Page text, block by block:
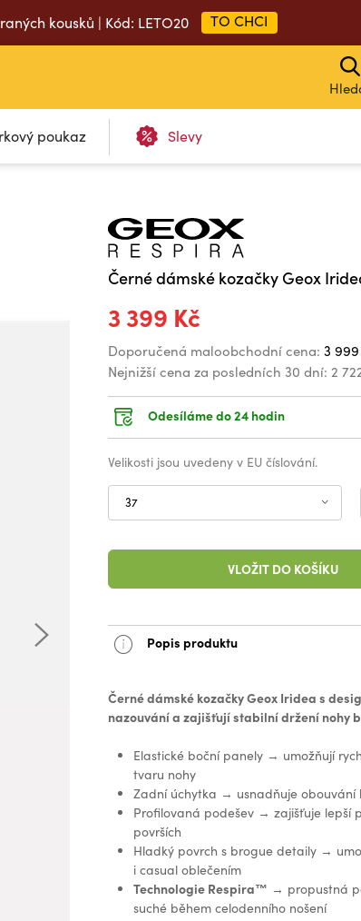
kousků | Kód: LETO20 TO CHCI
poukaz Slevy
Černé dámské kozačky Geox
3 399 Kč
Doporučená maloobchodní cena: 3 999
Nejnižší cena za posledních 30 dní: 2
Odesíláme do 24 hodin
Velikosti jsou uvedeny v EU číslování.
37
VLOŽIT DO KOŠÍKU
Popis produktu
Černé dámské kozačky Geox Iridea s
nazouvání a zajišťují stabilní držení nohy
Elastické boční panely → umožňují
tvaru nohy
Zadní úchytka → usnadňuje obouvání
Profilovaná podešev → zajišťuje lepší
površích
Hladký povrch s brogue detaily →
i casual oblečením
Technologie Respira™️ → propustná
suché během celodenního nošení